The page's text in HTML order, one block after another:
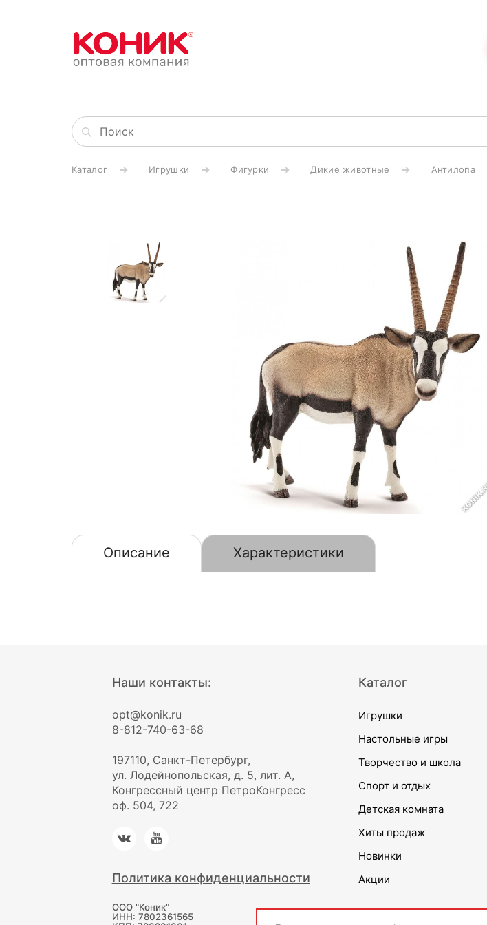
Каталог Игрушки Фигурки Дикие животные Антилопа
Описание Характеристики
Наши контакты:
opt@konik.ru
8-812-740-63-68
197110, Санкт-Петербург,
ул. Лодейнопольская, д. 5, лит. А,
Конгрессный центр ПетроКонгресс
оф. 504, 722
Политика конфиденциальности
ООО "Коник"
ИНН: 7802361565
Каталог
Игрушки
Настольные игры
Творчество и школа
Спорт и отдых
Детская комната
Хиты продаж
Новинки
Акции